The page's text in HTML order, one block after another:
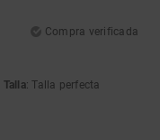
Compra verificada
Talla: Talla perfecta